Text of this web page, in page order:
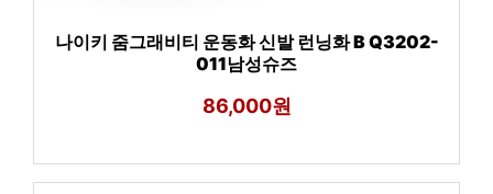
나이키 줌그래비티 운동화 신발 런닝화 B Q3202-
011남성슈즈
86,000원